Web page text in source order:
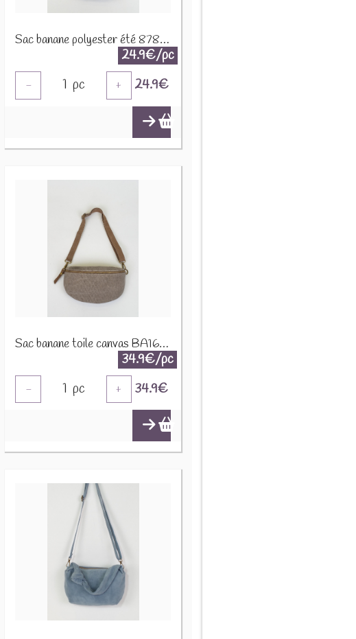
Sac banane polyester été 87808 Noir
24.9€/pc
- 1 pc + 24.9€
Sac banane toile canvas BA166 Taupe
34.9€/pc
- 1 pc + 34.9€